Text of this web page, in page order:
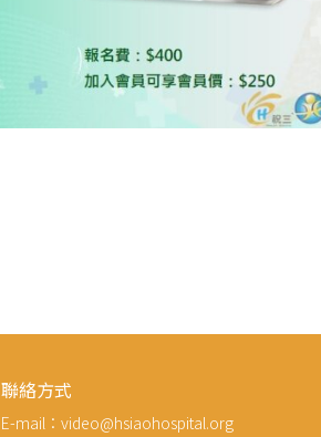
聯絡方式
E-mail：video@hsiaohospital.org